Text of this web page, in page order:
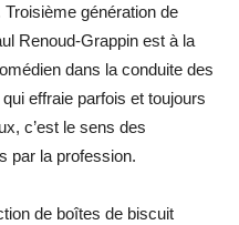
génération de
Renoud-Grappin est à la
dans la conduite des
effraie parfois et toujours
c’est le sens des
par la profession.
de boîtes de biscuit